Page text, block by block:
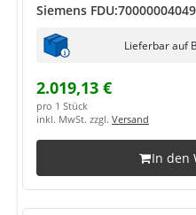
Siemens
Lieferbar auf
2.019,13 €
pro 1 Stück
inkl. MwSt. zzgl. Versand
In den